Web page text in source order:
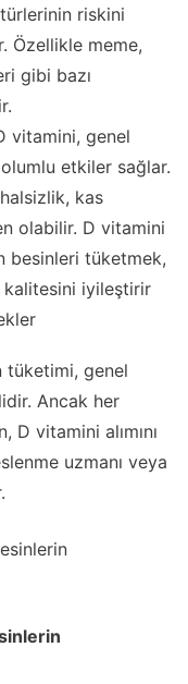
türlerinin riskini
Özellikle meme,
gibi bazı
vitamini, genel
etkiler sağlar.
kas
olabilir. D vitamini
besinleri tüketmek,
kalitesini iyileştirir
tüketimi, genel
Ancak her
D vitamini alımını
uzmanı veya